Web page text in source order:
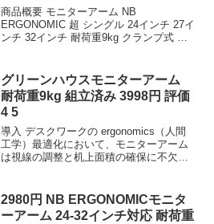
ク
商品概要 モニターアーム NB
ERGONOMIC 超 シングル 24インチ 27イ
ンチ 32インチ 耐荷重9kg クランプ式 グ
ーアームスタンド パソコン...
グリーンハウスモニターアーム
耐荷重9kg 組立済み 3998円 評価
4 5
導入 デスクワークの ergonomics（人間
工学）最適化において、モニターアーム
は視線の調整と机上面積の確保に不欠な
確保しつつ、32インチクラスの大型ディ
スプレ...
2980円 NB ERGONOMICモニタ
ーアーム 24-32インチ対応 耐荷重